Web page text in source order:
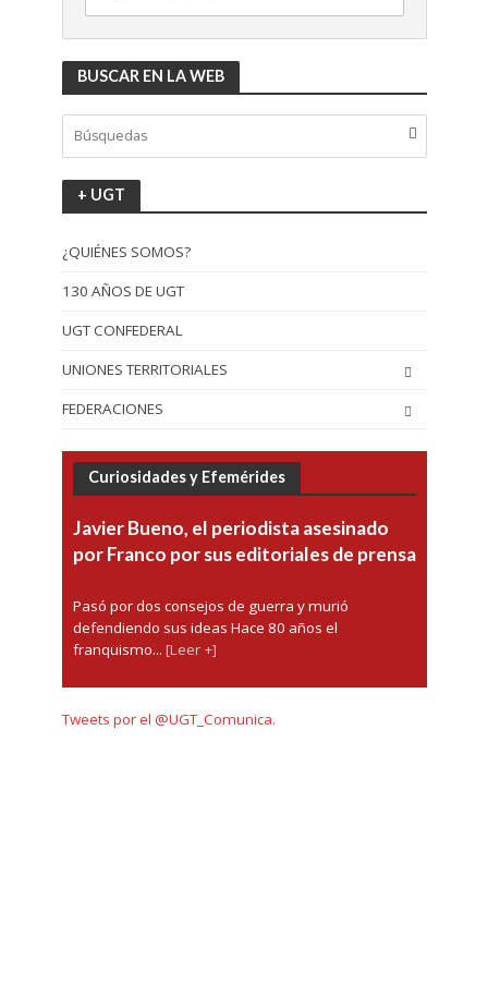
BUSCAR EN LA WEB
+ UGT
¿QUIÉNES SOMOS?
130 AÑOS DE UGT
UGT CONFEDERAL
UNIONES TERRITORIALES
FEDERACIONES
Curiosidades y Efemérides
Javier Bueno, el periodista asesinado
por Franco por sus editoriales de prensa
Pasó por dos consejos de guerra y murió
defendiendo sus ideas Hace 80 años el
franquismo... [Leer +]
Tweets por el @UGT_Comunica.